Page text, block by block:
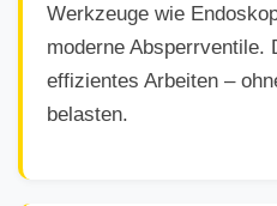
Werkzeuge wie
moderne Absperrventile.
effizientes Arbeiten –
belasten.